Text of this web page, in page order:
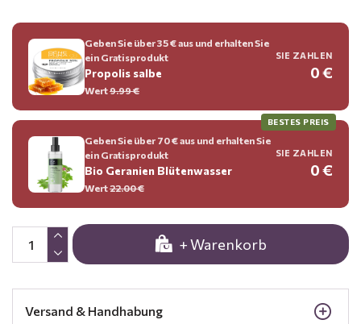
+ Warenkorb
Geben Sie über 35 € aus und erhalten Sie
ein Gratisprodukt
Propolis salbe
Wert9.99 €
SIE ZAHLEN
0 €
BESTES PREIS
Geben Sie über 70 € aus und erhalten Sie
ein Gratisprodukt
Bio Geranien Blütenwasser
Wert22.00 €
SIE ZAHLEN
0 €
Versand & Handhabung